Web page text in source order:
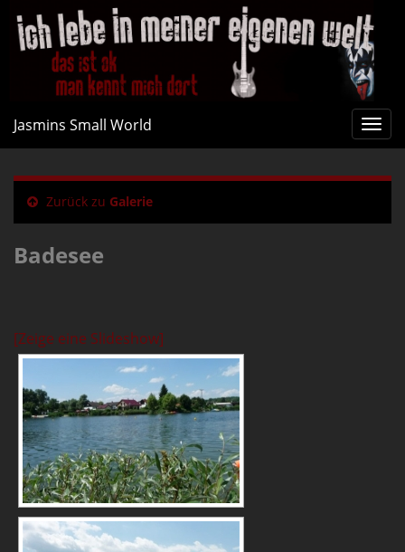
Jasmins Small World
Zurück zu Galerie
Badesee
[Zeige eine Slideshow]